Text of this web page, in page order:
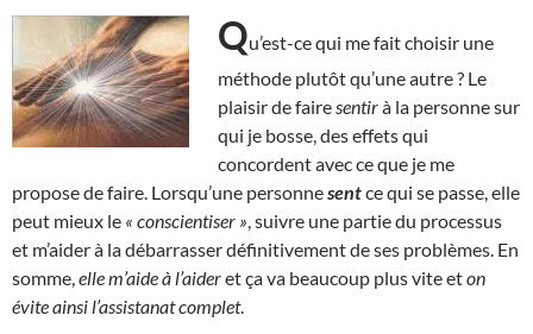
Qu’est-ce qui me fait choisir une
méthode plutôt qu’une autre ? Le
plaisir de faire sentirà la personne sur
qui je bosse, des effets qui
concordent avec ce que je me
propose de faire. Lorsqu’une personnesentce qui se passe, elle
peut mieux le « conscientiser » , suivre une partie du processus
et m’aider à la débarrasser définitivement de ses problèmes. En
somme, elle m’aide à l’aideret ça va beaucoup plus vite eton
évite ainsi l’assistanat complet.